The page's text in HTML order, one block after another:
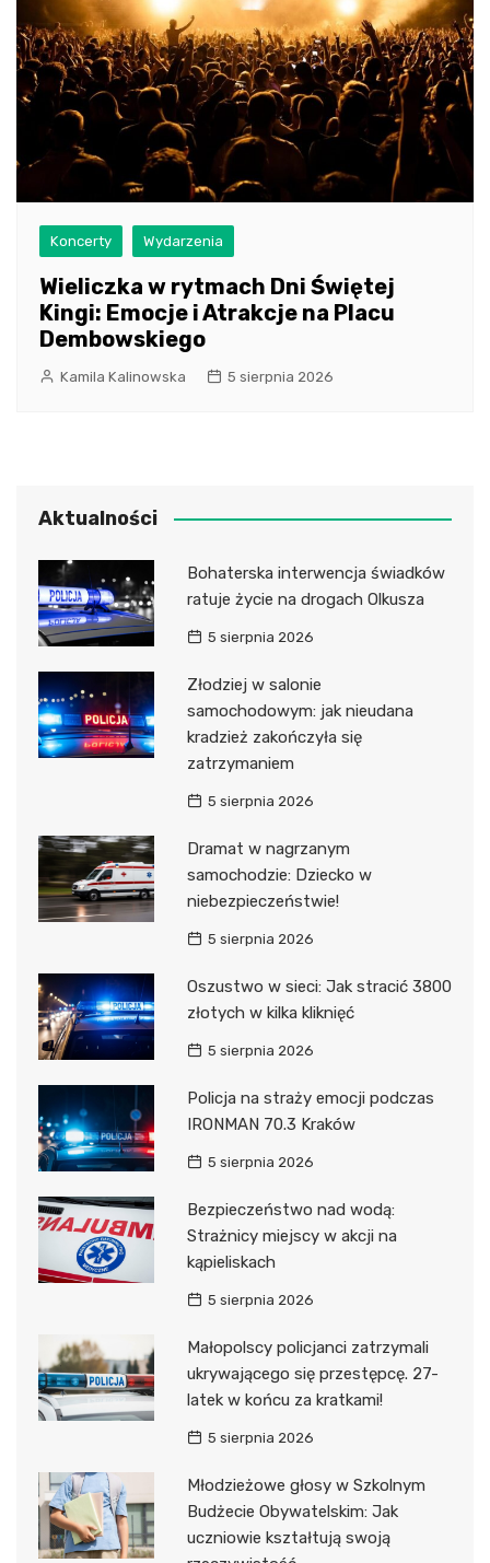
Koncerty Wydarzenia
Wieliczka w rytmach Dni Świętej
Kingi: Emocje i Atrakcje na Placu
Dembowskiego
Kamila Kalinowska 5 sierpnia 2026
Aktualności
Bohaterska interwencja świadków
ratuje życie na drogach Olkusza
5 sierpnia 2026
Złodziej w salonie
samochodowym: jak nieudana
kradzież zakończyła się
zatrzymaniem
5 sierpnia 2026
Dramat w nagrzanym
samochodzie: Dziecko w
niebezpieczeństwie!
5 sierpnia 2026
Oszustwo w sieci: Jak stracić 3800
złotych w kilka kliknięć
5 sierpnia 2026
Policja na straży emocji podczas
IRONMAN 70.3 Kraków
5 sierpnia 2026
Bezpieczeństwo nad wodą:
Strażnicy miejscy w akcji na
kąpieliskach
5 sierpnia 2026
Małopolscy policjanci zatrzymali
ukrywającego się przestępcę. 27-
latek w końcu za kratkami!
5 sierpnia 2026
Młodzieżowe głosy w Szkolnym
Budżecie Obywatelskim: Jak
uczniowie kształtują swoją